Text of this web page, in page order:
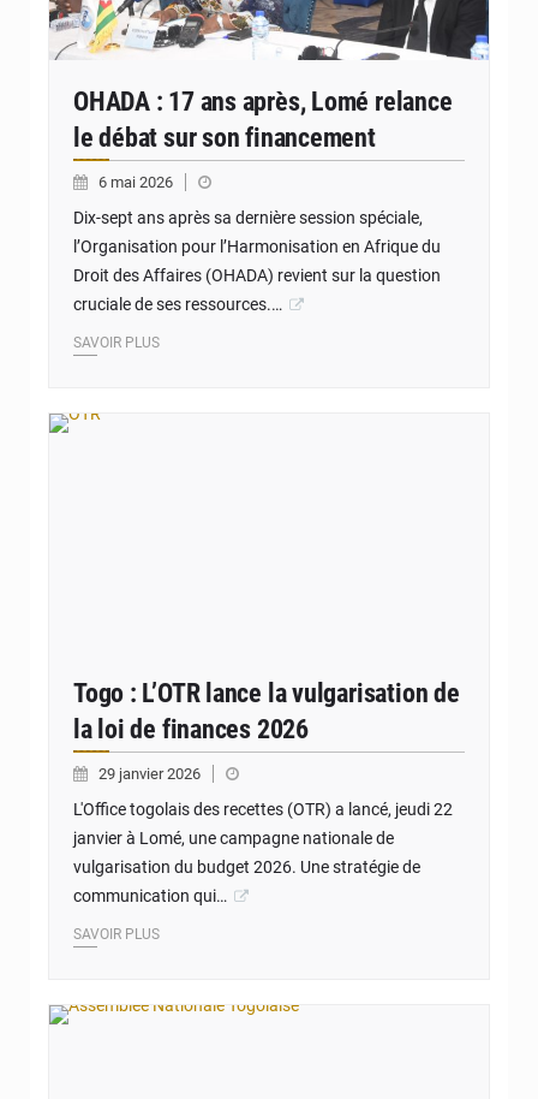
OHADA : 17 ans après, Lomé relance
le débat sur son financement
6 mai 2026
Dix-sept ans après sa dernière session spéciale,
l’Organisation pour l’Harmonisation en Afrique du
Droit des Affaires (OHADA) revient sur la question
cruciale de ses ressources.…
SAVOIR PLUS
Togo : L’OTR lance la vulgarisation de
la loi de finances 2026
29 janvier 2026
L'Office togolais des recettes (OTR) a lancé, jeudi 22
janvier à Lomé, une campagne nationale de
vulgarisation du budget 2026. Une stratégie de
communication qui…
SAVOIR PLUS